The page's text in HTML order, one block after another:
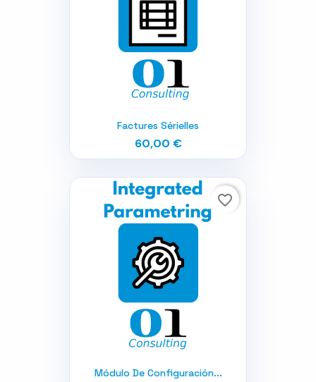
Factures Sérielles
60,00 €
Módulo De Configuración...
favorite_border